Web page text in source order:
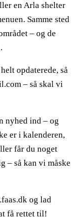
en Arla shelter
Samme sted
– og de
opdaterede, så
– så skal vi
nyhed ind – og
er i kalenderen,
får du noget
– så kan vi måske
og lad
få rettet til!